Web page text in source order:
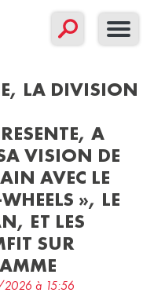
Nouveau modèle
LA DIVISION
A
VISION DE
AVEC LE
», LE
ET LES
SUR
à 15:56